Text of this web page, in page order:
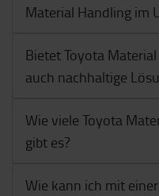
Material Handling im
Bietet Toyota
auch nachhaltige
Wie viele Toyota
gibt es?
Wie kann ich mit